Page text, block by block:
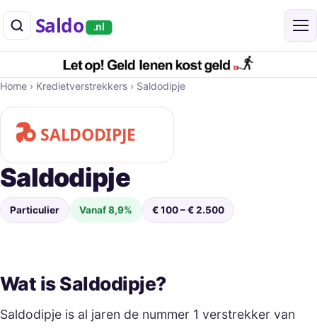
Saldo .nl
Home › Kredietverstrekkers › Saldodipje
Saldodipje
Particulier Vanaf 8,9% € 100 – € 2.500
Wat is Saldodipje?
Saldodipje is al jaren de nummer 1 verstrekker van